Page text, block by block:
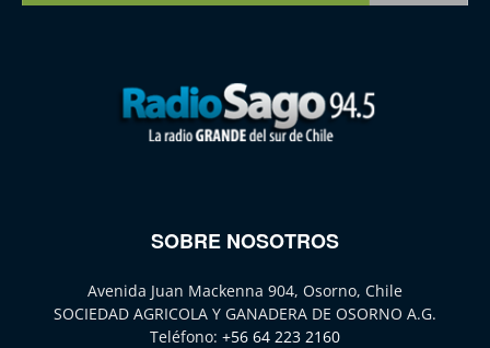
SOBRE NOSOTROS
Avenida Juan Mackenna 904, Osorno, Chile
SOCIEDAD AGRICOLA Y GANADERA DE OSORNO A.G.
Teléfono: +56 64 223 2160